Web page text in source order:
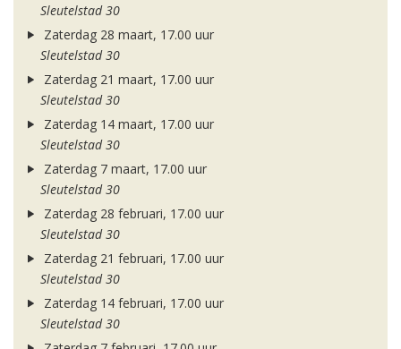
Sleutelstad 30
Zaterdag 28 maart, 17.00 uur
Sleutelstad 30
Zaterdag 21 maart, 17.00 uur
Sleutelstad 30
Zaterdag 14 maart, 17.00 uur
Sleutelstad 30
Zaterdag 7 maart, 17.00 uur
Sleutelstad 30
Zaterdag 28 februari, 17.00 uur
Sleutelstad 30
Zaterdag 21 februari, 17.00 uur
Sleutelstad 30
Zaterdag 14 februari, 17.00 uur
Sleutelstad 30